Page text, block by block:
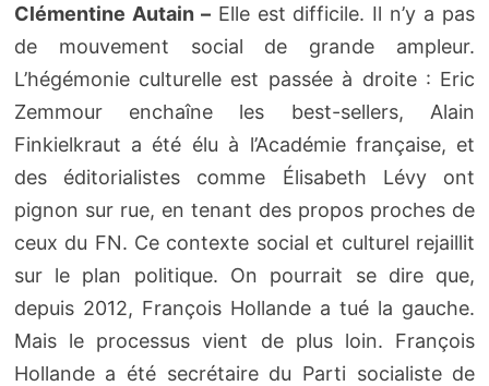
Clémentine Autain –Elle est difficile. Il n’y a pas
de mouvement social de grande ampleur.
L’hégémonie culturelle est passée à droite : Eric
Zemmour enchaîne les best-sellers, Alain
Finkielkraut a été élu à l’Académie française, et
des éditorialistes comme Élisabeth Lévy ont
pignon sur rue, en tenant des propos proches de
ceux du FN. Ce contexte social et culturel rejaillit
sur le plan politique. On pourrait se dire que,
depuis 2012, François Hollande a tué la gauche.
Mais le processus vient de plus loin. François
Hollande a été secrétaire du Parti socialiste de